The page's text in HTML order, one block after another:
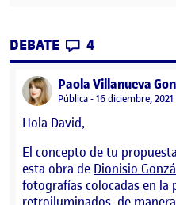
DEBATE 4EN
Paola Villanueva
Visibilidad:
Pública 16 diciembre, 2021
Hola David,
El concepto de tu
esta obra de Dionisio
fotografías colocadas en